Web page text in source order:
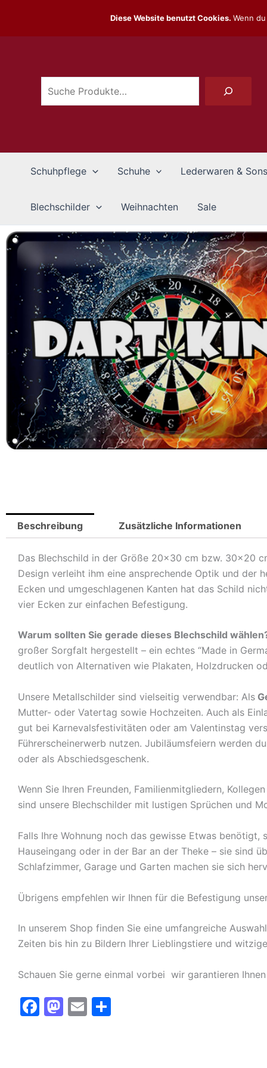
springen Suchen
Schuhpflege Schuhe Lederwaren &
Blechschilder Weihnachten Sale
Beschreibung Zusätzliche Informationen
Das Blechschild in der Größe 20×30 cm bzw. 30×20
Design verleiht ihm eine ansprechende Optik und der
Ecken und umgeschlagenen Kanten hat das Schild
vier Ecken zur einfachen Befestigung.
Warum sollten Sie gerade dieses Blechschild
großer Sorgfalt hergestellt – ein echtes “Made in
deutlich von Alternativen wie Plakaten, Holzdrucken
Unsere Metallschilder sind vielseitig verwendbar: Als
Mutter- oder Vatertag sowie Hochzeiten. Auch als
gut bei Karnevalsfestivitäten oder am Valentinstag
Führerscheinerwerb nutzen. Jubiläumsfeiern werden
oder als Abschiedsgeschenk.
Wenn Sie Ihren Freunden, Familienmitgliedern,
sind unsere Blechschilder mit lustigen Sprüchen und
Falls Ihre Wohnung noch das gewisse Etwas benötigt,
Hauseingang oder in der Bar an der Theke – sie sind
Schlafzimmer, Garage und Garten machen sie sich
Übrigens empfehlen wir Ihnen für die Befestigung
In unserem Shop finden Sie eine umfangreiche
Zeiten bis hin zu Bildern Ihrer Lieblingstiere und
Schauen Sie gerne einmal vorbei  wir garantieren
F
M E
Diese Website benutzt Cookies. Wenn